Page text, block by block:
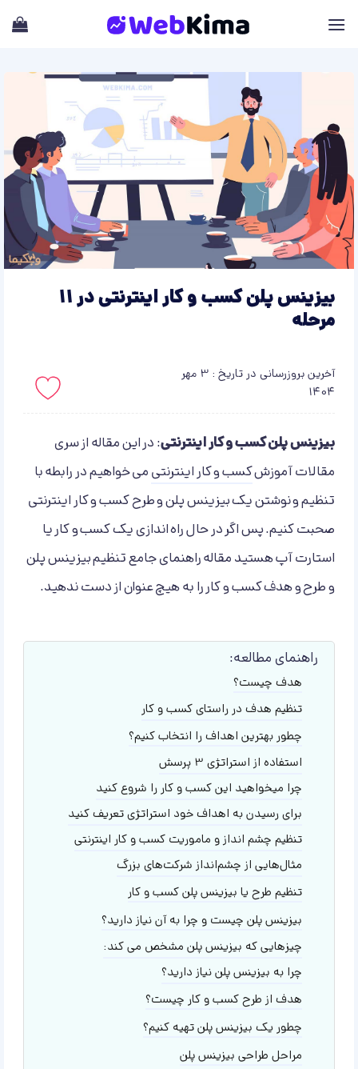
بیزینس پلن کسب و کار اینترنتی در 11
مرحله
آخرین بروزرسانی در تاریخ : 3 مهر
1404
بیزینس پلن کسب و کار اینترنتی: در این مقاله از سری
مقالات آموزشکسب و کار اینترنتیمی خواهیم در رابطه با
تنظیم و نوشتن یک بیزینس پلن و طرح کسب و کار اینترنتی
صحبت کنیم. پس اگر در حال راه اندازی یک کسب و کار یا
استارت آپ هستید مقاله راهنمای جامع تنظیم بیزینس پلن
و طرح و هدف کسب و کار را به هیچ عنوان از دست ندهید.
راهنمای مطالعه:
هدف چیست؟
تنظیم هدف در راستای کسب و کار
چطور بهترین اهداف را انتخاب کنیم؟
استفاده از استراتژی 3 پرسش
چرا میخواهید این کسب و کار را شروع کنید
برای رسیدن به اهداف خود استراتژی تعریف کنید
تنظیم چشم انداز و ماموریت کسب و کار اینترنتی
مثال‌هایی از چشم‌انداز شرکت‌های بزرگ
تنظیم طرح یا بیزینس پلن کسب و کار
بیزینس پلن چیست و چرا به آن نیاز دارید؟
چیزهایی که بیزینس پلن مشخص می کند:
چرا به بیزینس پلن نیاز دارید؟
هدف از طرح کسب و کار چیست؟
چطور یک بیزینس پلن تهیه کنیم؟
مراحل طراحی بیزینس پلن